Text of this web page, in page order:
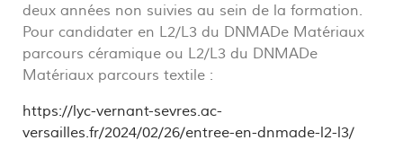
deux années non suivies au sein de la formation.
Pour candidater en L2/L3 du DNMADe Matériaux
parcours céramique ou L2/L3 du DNMADe
Matériaux parcours textile :
https://lyc-vernant-sevres.ac-
versailles.fr/2024/02/26/entree-en-dnmade-l2-l3/